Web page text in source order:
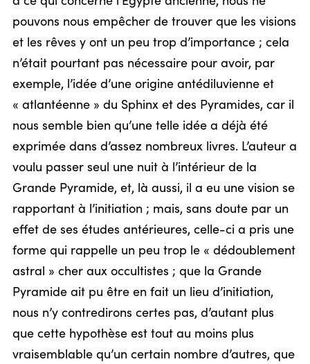
pouvons nous empêcher de trouver que les visions
et les rêves y ont un peu trop d’importance ; cela
n’était pourtant pas nécessaire pour avoir, par
exemple, l’idée d’une origine antédiluvienne et
« atlantéenne » du Sphinx et des Pyramides, car il
nous semble bien qu’une telle idée a déjà été
exprimée dans d’assez nombreux livres. L’auteur a
voulu passer seul une nuit à l’intérieur de la
Grande Pyramide, et, là aussi, il a eu une vision se
rapportant à l’initiation ; mais, sans doute par un
effet de ses études antérieures, celle-ci a pris une
forme qui rappelle un peu trop le « dédoublement
astral » cher aux occultistes ; que la Grande
Pyramide ait pu être en fait un lieu d’initiation,
nous n’y contredirons certes pas, d’autant plus
que cette hypothèse est tout au moins plus
vraisemblable qu’un certain nombre d’autres, que